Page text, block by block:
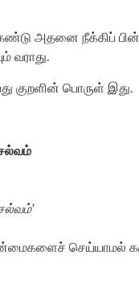
அதனை நீக்கிப்
வராது.
குறளின் பொருள் இது.
செய்யாமல்